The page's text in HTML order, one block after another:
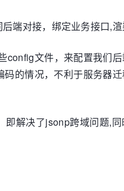
端对接，绑定业务接口,
config文件，来配置我们
的情况，不利于服务器
解决了jsonp跨域问题,